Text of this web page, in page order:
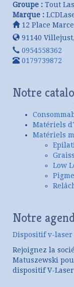
Groupe : Tout
Marque :
12 Place
91140 Villejust,
0954558362
0179739872
Notre
Matériels
Matériels
Low
Notre
Dispositif v-
Rejoignez la
Matuszewski
dispositif V-